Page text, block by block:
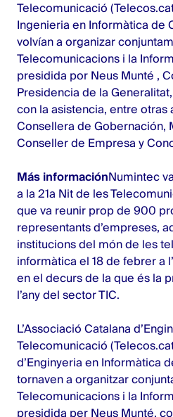
Telecomunicació
Ingenieria en Informàtica de
volvían a organizar
Telecomunicacions i la
presidida por Neus Munté ,
Presidencia de la
con la asistencia, entre otras
Consellera de Gobernación,
Conseller de Empresa y
Más informaciónNumintec
a la 21a Nit de les
que va reunir prop de 900
representants d’empreses,
institucions del món de les
informàtica el 18 de febrer a
en el decurs de la que és la
l’any del sector TIC.
L’Associació Catalana
Telecomunicació
d’Enginyeria en Informàtica
tornaven a organitzar
Telecomunicacions i la
presidida per Neus Munté,